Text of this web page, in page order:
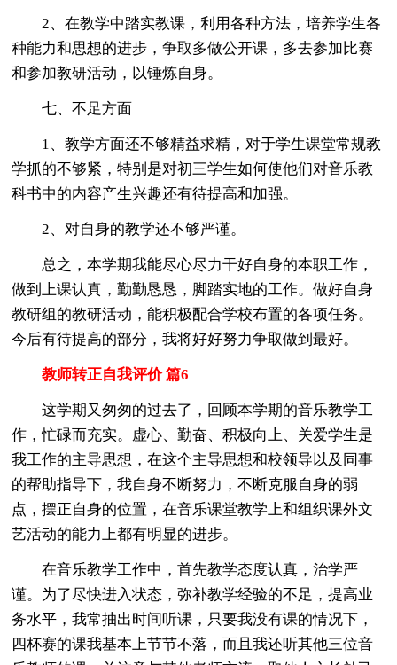
2、在教学中踏实教课，利用各种方法，培养学生各
种能力和思想的进步，争取多做公开课，多去参加比赛
和参加教研活动，以锤炼自身。
七、不足方面
1、教学方面还不够精益求精，对于学生课堂常规教
学抓的不够紧，特别是对初三学生如何使他们对音乐教
科书中的内容产生兴趣还有待提高和加强。
2、对自身的教学还不够严谨。
总之，本学期我能尽心尽力干好自身的本职工作，
做到上课认真，勤勤恳恳，脚踏实地的工作。做好自身
教研组的教研活动，能积极配合学校布置的各项任务。
今后有待提高的部分，我将好好努力争取做到最好。
教师转正自我评价 篇6
这学期又匆匆的过去了，回顾本学期的音乐教学工
作，忙碌而充实。虚心、勤奋、积极向上、关爱学生是
我工作的主导思想，在这个主导思想和校领导以及同事
的帮助指导下，我自身不断努力，不断克服自身的弱
点，摆正自身的位置，在音乐课堂教学上和组织课外文
艺活动的能力上都有明显的进步。
在音乐教学工作中，首先教学态度认真，治学严
谨。为了尽快进入状态，弥补教学经验的不足，提高业
务水平，我常抽出时间听课，只要我没有课的情况下，
四杯赛的课我基本上节节不落，而且我还听其他三位音